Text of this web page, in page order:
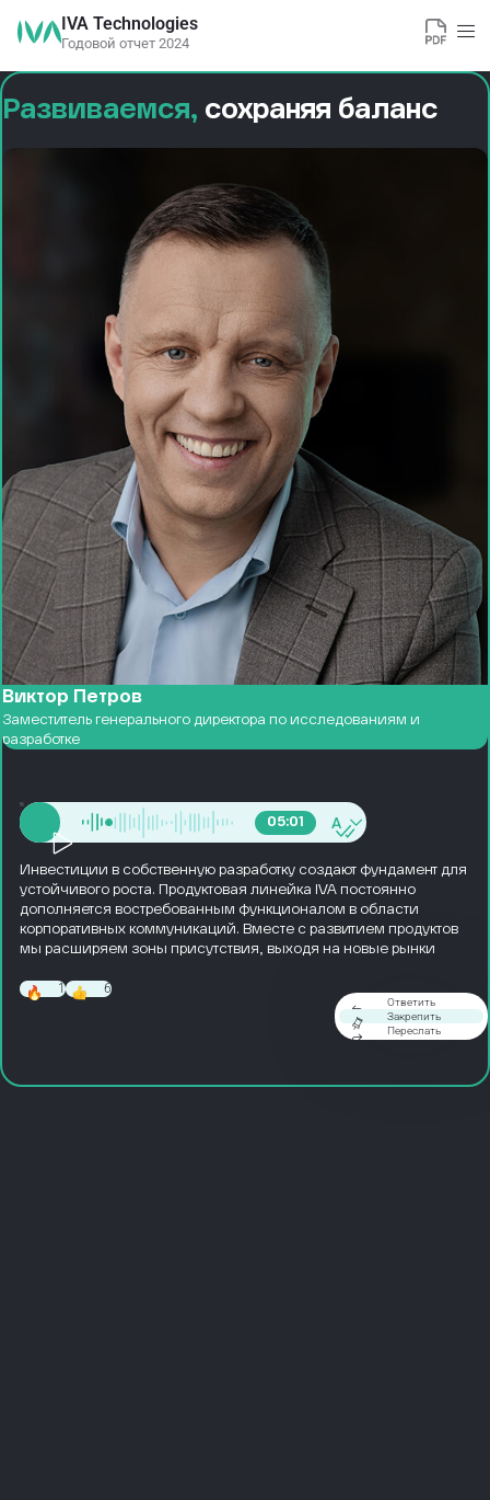
IVA Technologies
Годовой отчет 2024
Развиваемся, сохраняя баланс
Виктор Петров
Заместитель генерального директора по исследованиям и
разработке
05:01 A
Инвестиции в собственную разработку создают фундамент для
устойчивого роста. Продуктовая линейка IVA постоянно
дополняется востребованным функционалом в области
корпоративных коммуникаций. Вместе с развитием продуктов
мы расширяем зоны присутствия, выходя на новые рынки
Ответить
Закрепить
Переслать
1 6